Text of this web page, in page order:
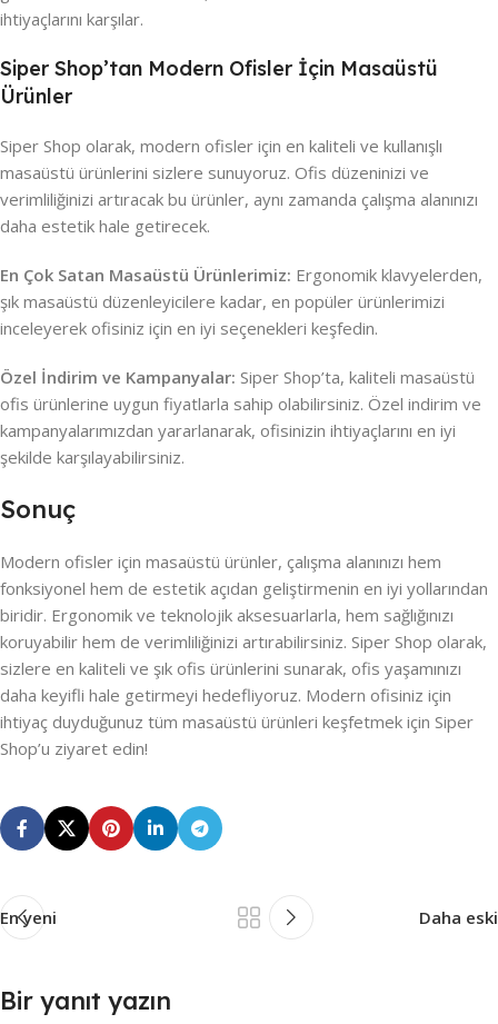
ihtiyaçlarını karşılar.
Siper Shop’tan Modern Ofisler İçin Masaüstü
Ürünler
Siper Shop olarak, modern ofisler için en kaliteli ve kullanışlı
masaüstü ürünlerini sizlere sunuyoruz. Ofis düzeninizi ve
verimliliğinizi artıracak bu ürünler, aynı zamanda çalışma alanınızı
daha estetik hale getirecek.
En Çok Satan Masaüstü Ürünlerimiz: Ergonomik klavyelerden,
şık masaüstü düzenleyicilere kadar, en popüler ürünlerimizi
inceleyerek ofisiniz için en iyi seçenekleri keşfedin.
Özel İndirim ve Kampanyalar: Siper Shop’ta, kaliteli masaüstü
ofis ürünlerine uygun fiyatlarla sahip olabilirsiniz. Özel indirim ve
kampanyalarımızdan yararlanarak, ofisinizin ihtiyaçlarını en iyi
şekilde karşılayabilirsiniz.
Sonuç
Modern ofisler için masaüstü ürünler, çalışma alanınızı hem
fonksiyonel hem de estetik açıdan geliştirmenin en iyi yollarından
biridir. Ergonomik ve teknolojik aksesuarlarla, hem sağlığınızı
koruyabilir hem de verimliliğinizi artırabilirsiniz. Siper Shop olarak,
sizlere en kaliteli ve şık ofis ürünlerini sunarak, ofis yaşamınızı
daha keyifli hale getirmeyi hedefliyoruz. Modern ofisiniz için
ihtiyaç duyduğunuz tüm masaüstü ürünleri keşfetmek için Siper
Shop’u ziyaret edin!
En yeni Daha eski
Bir yanıt yazın